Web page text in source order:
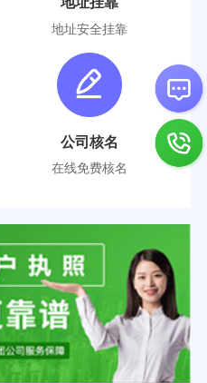
地址安全挂靠
公司核名
在线免费核名